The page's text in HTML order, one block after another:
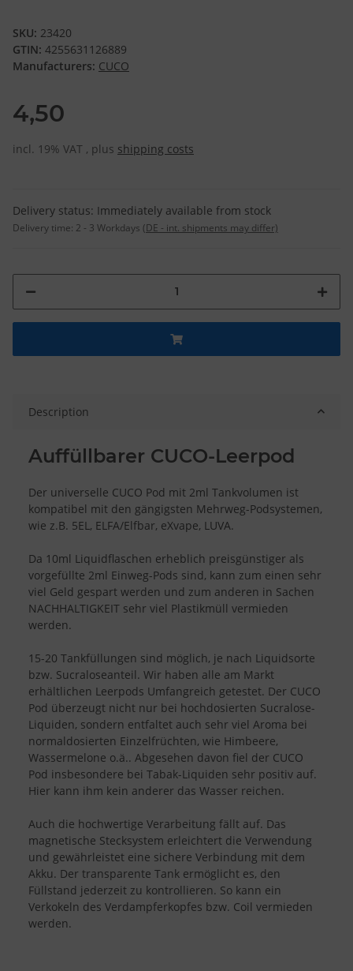
SKU: 23420
GTIN: 4255631126889
Manufacturers: CUCO
4,50
incl. 19% VAT , plus shipping costs
Delivery status: Immediately available from stock
Delivery time: 2 - 3 Workdays (DE - int. shipments may differ)
Description
Auffüllbarer CUCO-Leerpod
Der universelle CUCO Pod mit 2ml Tankvolumen ist
kompatibel mit den gängigsten Mehrweg-Podsystemen,
wie z.B. 5EL, ELFA/Elfbar, eXvape, LUVA.
Da 10ml Liquidflaschen erheblich preisgünstiger als
vorgefüllte 2ml Einweg-Pods sind, kann zum einen sehr
viel Geld gespart werden und zum anderen in Sachen
NACHHALTIGKEIT sehr viel Plastikmüll vermieden
werden.
15-20 Tankfüllungen sind möglich, je nach Liquidsorte
bzw. Sucraloseanteil. Wir haben alle am Markt
erhältlichen Leerpods Umfangreich getestet. Der CUCO
Pod überzeugt nicht nur bei hochdosierten Sucralose-
Liquiden, sondern entfaltet auch sehr viel Aroma bei
normaldosierten Einzelfrüchten, wie Himbeere,
Wassermelone o.ä.. Abgesehen davon fiel der CUCO
Pod insbesondere bei Tabak-Liquiden sehr positiv auf.
Hier kann ihm kein anderer das Wasser reichen.
Auch die hochwertige Verarbeitung fällt auf. Das
magnetische Stecksystem erleichtert die Verwendung
und gewährleistet eine sichere Verbindung mit dem
Akku. Der transparente Tank ermöglicht es, den
Füllstand jederzeit zu kontrollieren. So kann ein
Verkokeln des Verdampferkopfes bzw. Coil vermieden
werden.